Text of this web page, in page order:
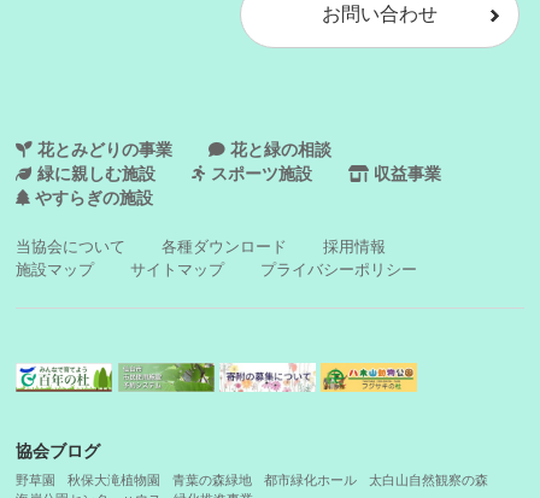
お問い合わせ
花とみどりの事業
花と緑の相談
緑に親しむ施設
スポーツ施設
収益事業
やすらぎの施設
当協会について 各種ダウンロード
採用情報
施設マップ
サイトマップ プライバシーポリシー
協会ブログ
野草園 秋保大滝植物園 青葉の森緑地 都市緑化ホール
太白山自然観察の森